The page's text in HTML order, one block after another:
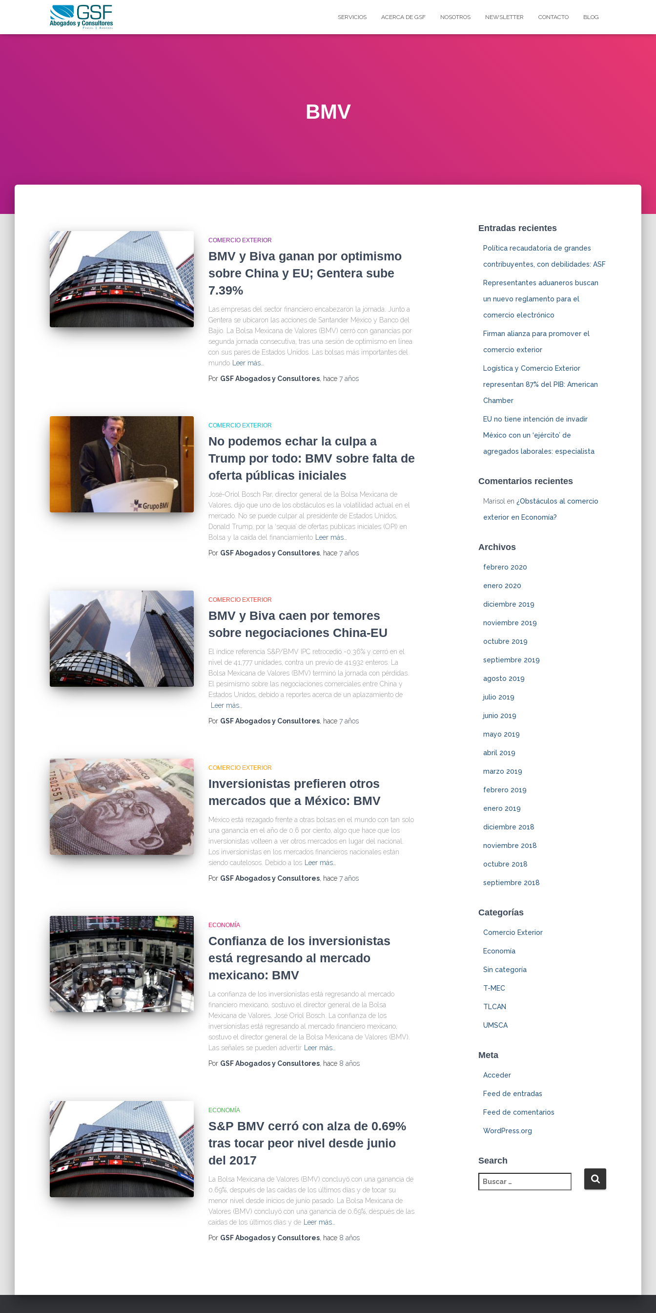
SERVICIOS ACERCA DE GSF NOSOTROS NEWSLETTER CONTACTO BLOG
BMV
COMERCIO EXTERIOR
BMV y Biva ganan por optimismo
sobre China y EU; Gentera sube
7.39%
Las empresas del sector financiero encabezaron la jornada. Junto a
Gentera se ubicaron las acciones de Santander México y Banco del
Bajío. La Bolsa Mexicana de Valores (BMV) cerró con ganancias por
segunda jornada consecutiva, tras una sesión de optimismo en línea
con sus pares de Estados Unidos. Las bolsas más importantes del
mundo
Leer más…
Por GSF Abogados y Consultores, hace 7 años
COMERCIO EXTERIOR
No podemos echar la culpa a
Trump por todo: BMV sobre falta de
oferta públicas iniciales
José-Oriol Bosch Par, director general de la Bolsa Mexicana de
Valores, dijo que uno de los obstáculos es la volatilidad actual en el
mercado. No se puede culpar al presidente de Estados Unidos,
Donald Trump, por la ‘sequía’ de ofertas públicas iniciales (OPI) en
Bolsa y la caída del financiamiento
Leer más…
Por GSF Abogados y Consultores, hace 7 años
COMERCIO EXTERIOR
BMV y Biva caen por temores
sobre negociaciones China-EU
El índice referencia S&P/BMV IPC retrocedió -0.36% y cerró en el
nivel de 41,777 unidades, contra un previo de 41,932 enteros. La
Bolsa Mexicana de Valores (BMV) terminó la jornada con pérdidas.
El pesimismo sobre las negociaciones comerciales entre China y
Estados Unidos, debido a reportes acerca de un aplazamiento de
Leer más…
Por GSF Abogados y Consultores, hace 7 años
COMERCIO EXTERIOR
Inversionistas prefieren otros
mercados que a México: BMV
México está rezagado frente a otras bolsas en el mundo con tan solo
una ganancia en el año de 0.6 por ciento, algo que hace que los
inversionistas volteen a ver otros mercados en lugar del nacional.
Los inversionistas en los mercados financieros nacionales están
siendo cautelosos. Debido a los
Leer más…
Por GSF Abogados y Consultores, hace 7 años
ECONOMÍA
Confianza de los inversionistas
está regresando al mercado
mexicano: BMV
La confianza de los inversionistas está regresando al mercado
financiero mexicano, sostuvo el director general de la Bolsa
Mexicana de Valores, José Oriol Bosch. La confianza de los
inversionistas está regresando al mercado financiero mexicano,
sostuvo el director general de la Bolsa Mexicana de Valores (BMV).
Las señales se pueden advertir
Leer más…
Por GSF Abogados y Consultores, hace 8 años
ECONOMÍA
S&P BMV cerró con alza de 0.69%
tras tocar peor nivel desde junio
del 2017
La Bolsa Mexicana de Valores (BMV) concluyó con una ganancia de
0.69%, después de las caídas de los últimos días y de tocar su
menor nivel desde inicios de junio pasado. La Bolsa Mexicana de
Valores (BMV) concluyó con una ganancia de 0.69%, después de las
caídas de los últimos días y de
Leer más…
Por GSF Abogados y Consultores, hace 8 años
Entradas recientes
Política recaudatoria de grandes
contribuyentes, con debilidades: ASF
Representantes aduaneros buscan
un nuevo reglamento para el
comercio electrónico
Firman alianza para promover el
comercio exterior
Logística y Comercio Exterior
representan 87% del PIB: American
Chamber
EU no tiene intención de invadir
México con un ‘ejército’ de
agregados laborales: especialista
Comentarios recientes
Marisol en ¿Obstáculos al comercio
exterior en Economía?
Archivos
febrero 2020
enero 2020
diciembre 2019
noviembre 2019
octubre 2019
septiembre 2019
agosto 2019
julio 2019
junio 2019
mayo 2019
abril 2019
marzo 2019
febrero 2019
enero 2019
diciembre 2018
noviembre 2018
octubre 2018
septiembre 2018
Categorías
Comercio Exterior
Economía
Sin categoría
T-MEC
TLCAN
UMSCA
Meta
Acceder
Feed de entradas
Feed de comentarios
WordPress.org
Search
u